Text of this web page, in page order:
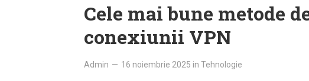
Cele mai bune metode
conexiunii VPN
Admin — 16 noiembrie 2025 in Tehnologie